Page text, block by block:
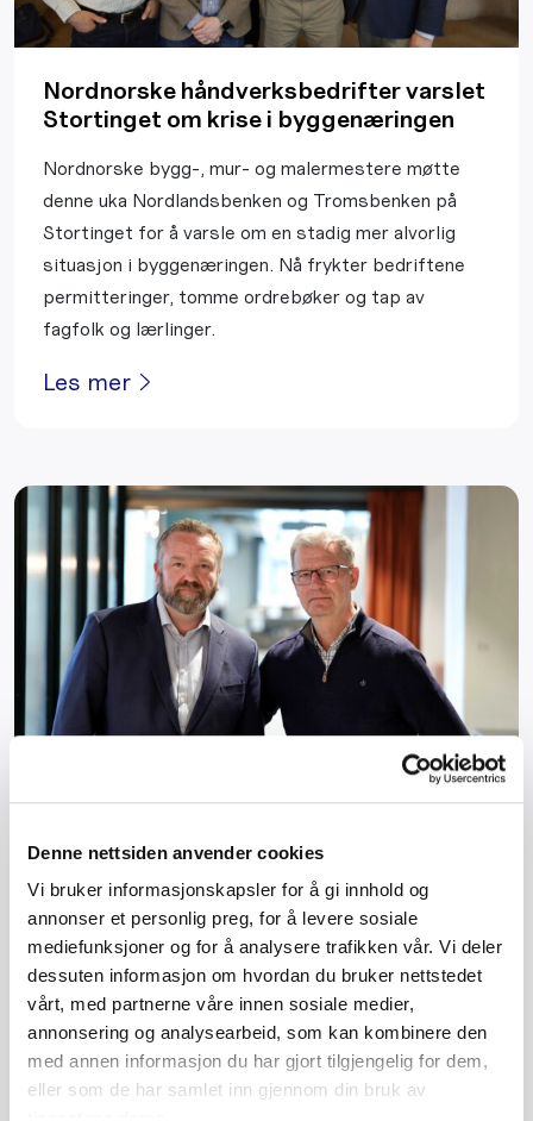
Denne nettsiden anvender cookies
Vi bruker informasjonskapsler for å gi innhold og
annonser et personlig preg, for å levere sosiale
mediefunksjoner og for å analysere trafikken vår. Vi deler
dessuten informasjon om hvordan du bruker nettstedet
vårt, med partnerne våre innen sosiale medier,
annonsering og analysearbeid, som kan kombinere den
med annen informasjon du har gjort tilgjengelig for dem,
eller som de har samlet inn gjennom din bruk av
Nordnorske håndverksbedrifter varslet
Stortinget om krise i byggenæringen
Nordnorske bygg-, mur- og malermestere møtte
denne uka Nordlandsbenken og Tromsbenken på
Stortinget for å varsle om en stadig mer alvorlig
situasjon i byggenæringen. Nå frykter bedriftene
permitteringer, tomme ordrebøker og tap av
fagfolk og lærlinger.
Les mer
renteheving
Den siste rentehevingen forsterker en allerede
krevende situasjon i bygghåndverket. Nå ber
Bygghåndverk Norge regjeringen bruke
finanspolitikken mer aktivt for å bevare kapasitet,
kompetanse og lærlingeplasser i byggenæringen.
Les mer